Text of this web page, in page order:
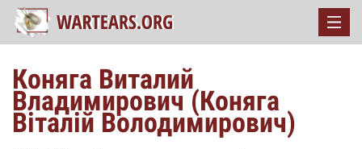
Коняга Виталий
Владимирович (Коняга
Віталій Володимирович)